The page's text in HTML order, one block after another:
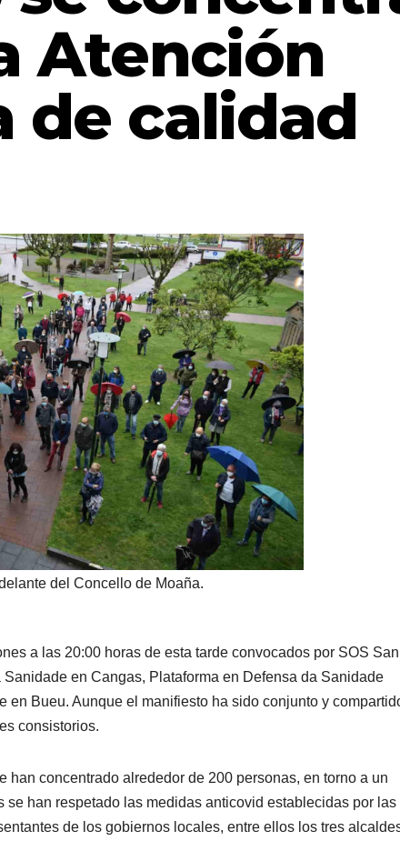
Atención
de calidad
del Concello de Moaña.
a las 20:00 horas de esta tarde convocados por SOS
en Cangas, Plataforma en Defensa da Sanidade
en Bueu. Aunque el manifiesto ha sido conjunto y
consistorios.
concentrado alrededor de 200 personas, en torno a un
han respetado las medidas anticovid establecidas por las
de los gobiernos locales, entre ellos los tres